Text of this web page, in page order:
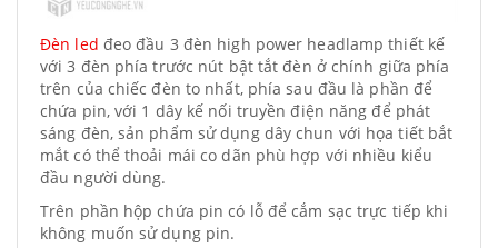
Đèn led đeo đầu 3 đèn high power headlamp thiết kế
với 3 đèn phía trước nút bật tắt đèn ở chính giữa phía
trên của chiếc đèn to nhất, phía sau đầu là phần để
chứa pin, với 1 dây kế nối truyền điện năng để phát
sáng đèn, sản phẩm sử dụng dây chun với họa tiết bắt
mắt có thể thoải mái co dãn phù hợp với nhiều kiểu
đầu người dùng.
Trên phần hộp chứa pin có lỗ để cắm sạc trực tiếp khi
không muốn sử dụng pin.